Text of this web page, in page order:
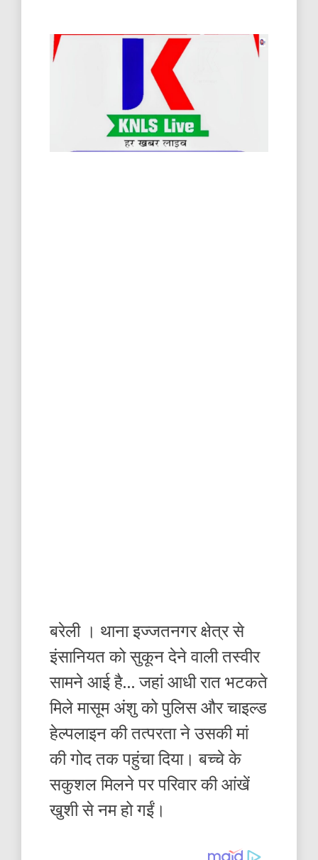
बरेली । थाना इज्जतनगर क्षेत्र से
इंसानियत को सुकून देने वाली तस्वीर
सामने आई है… जहां आधी रात भटकते
मिले मासूम अंशु को पुलिस और चाइल्ड
हेल्पलाइन की तत्परता ने उसकी मां
की गोद तक पहुंचा दिया। बच्चे के
सकुशल मिलने पर परिवार की आंखें
खुशी से नम हो गईं।